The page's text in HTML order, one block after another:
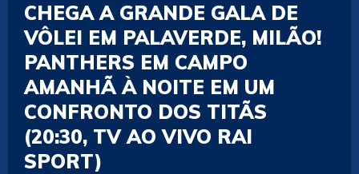
CHEGA A GRANDE GALA DE
VÔLEI EM PALAVERDE, MILÃO!
PANTHERS EM CAMPO
AMANHÃ À NOITE EM UM
CONFRONTO DOS TITÃS
(20:30, TV AO VIVO RAI
SPORT)